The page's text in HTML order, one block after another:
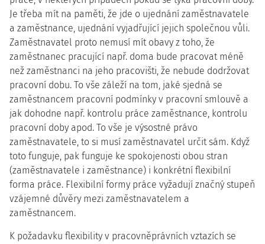
Je třeba mít na paměti, že jde o ujednání zaměstnavatele
a zaměstnance, ujednání vyjadřující jejich společnou vůli.
Zaměstnavatel proto nemusí mít obavy z toho, že
zaměstnanec pracující např. doma bude pracovat méně
než zaměstnanci na jeho pracovišti, že nebude dodržovat
pracovní dobu. To vše záleží na tom, jaké sjedná se
zaměstnancem pracovní podmínky v pracovní smlouvě a
jak dohodne např. kontrolu práce zaměstnance, kontrolu
pracovní doby apod. To vše je výsostné právo
zaměstnavatele, to si musí zaměstnavatel určit sám. Když
toto funguje, pak funguje ke spokojenosti obou stran
(zaměstnavatele i zaměstnance) i konkrétní flexibilní
forma práce. Flexibilní formy práce vyžadují značný stupeň
vzájemné důvěry mezi zaměstnavatelem a
zaměstnancem.
K požadavku flexibility v pracovněprávních vztazích se